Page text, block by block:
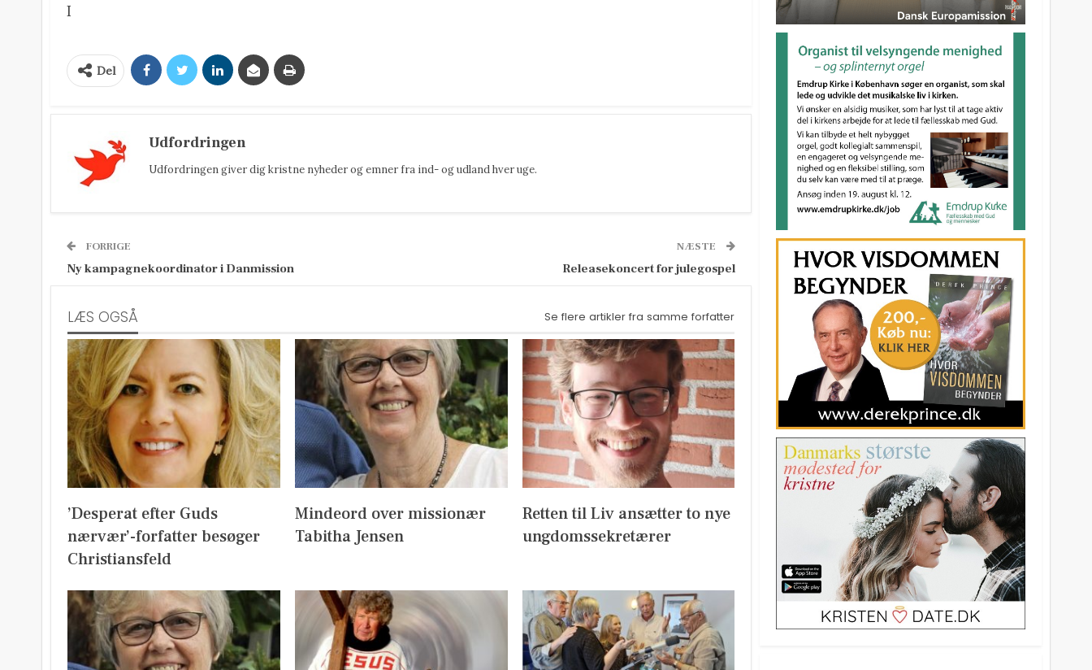
I
Del
Udfordringen
Udfordringen giver dig kristne nyheder og emner fra ind- og udland hver uge.
FORRIGE
Ny kampagnekoordinator i Danmission
NÆSTE
Releasekoncert for julegospel
LÆS OGSÅ Se flere artikler fra samme forfatter
’Desperat efter Guds
nærvær’-forfatter besøger
Christiansfeld
Mindeord over missionær
Tabitha Jensen
Retten til Liv ansætter to nye
ungdomssekretærer